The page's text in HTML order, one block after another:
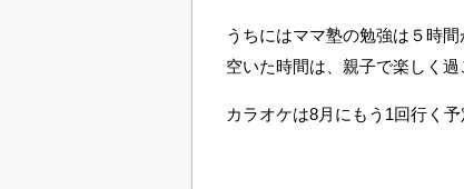
うちにはママ塾の勉強は５時間
空いた時間は、親子で楽しく過
カラオケは8月にもう1回行く予